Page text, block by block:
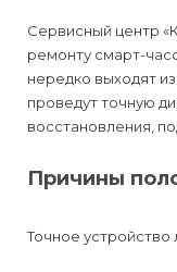
Сервисный центр
ремонту смарт-
нередко выходят
проведут точную
восстановления,
Причины
Точное устройство